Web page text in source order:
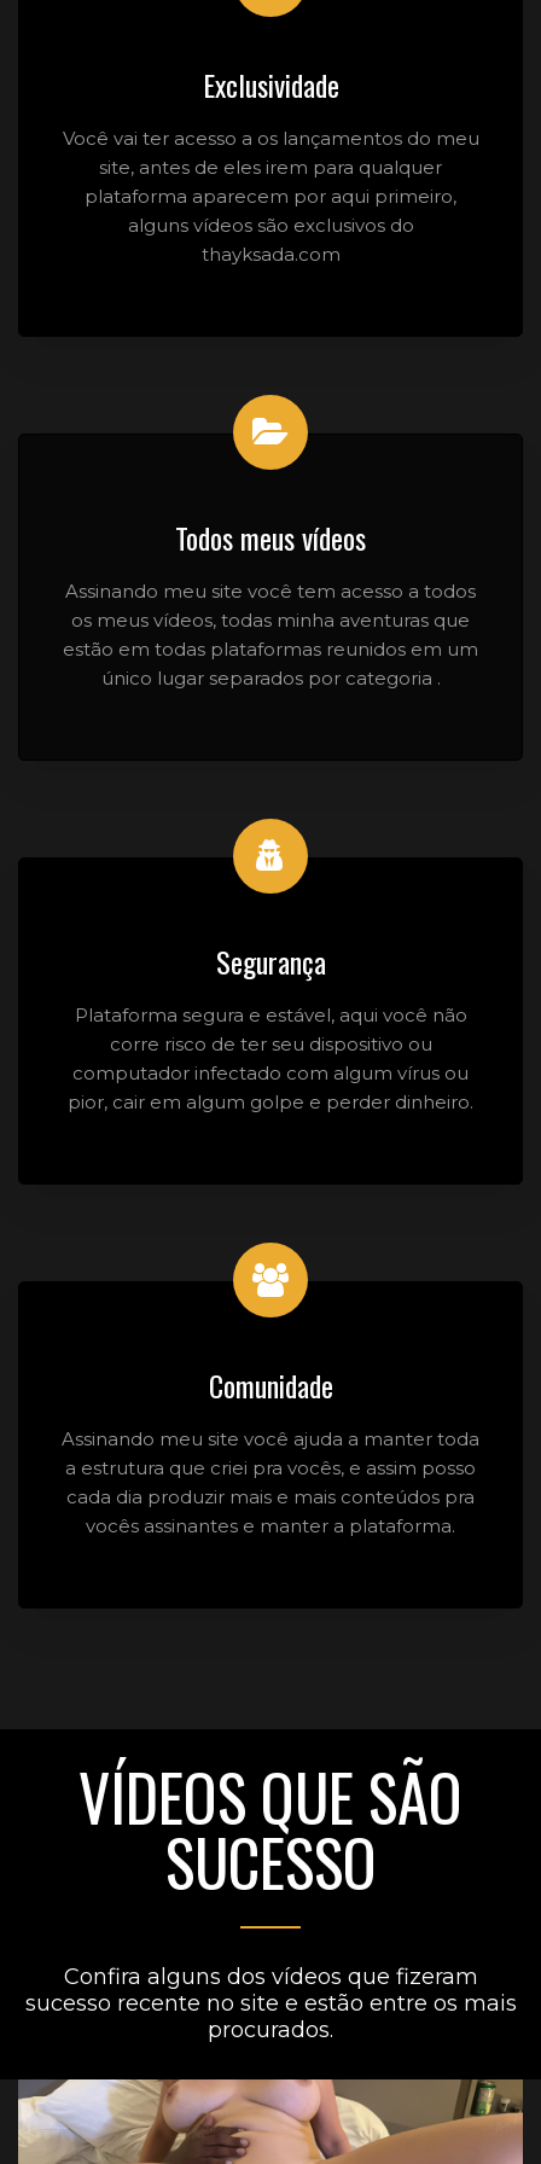
Exclusividade
Você vai ter acesso a os lançamentos do meu
site, antes de eles irem para qualquer
plataforma aparecem por aqui primeiro,
alguns vídeos são exclusivos do
thayksada.com
Todos meus vídeos
Assinando meu site você tem acesso a todos
os meus vídeos, todas minha aventuras que
estão em todas plataformas reunidos em um
único lugar separados por categoria .
Segurança
Plataforma segura e estável, aqui você não
corre risco de ter seu dispositivo ou
computador infectado com algum vírus ou
pior, cair em algum golpe e perder dinheiro.
Comunidade
Assinando meu site você ajuda a manter toda
a estrutura que criei pra vocês, e assim posso
cada dia produzir mais e mais conteúdos pra
vocês assinantes e manter a plataforma.
VÍDEOS QUE SÃO
SUCESSO
Confira alguns dos vídeos que fizeram
sucesso recente no site e estão entre os mais
procurados.